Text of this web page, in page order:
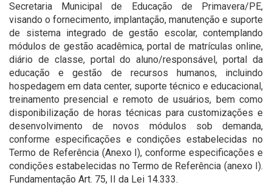
Secretaria Municipal de Educação de Primavera/PE,
visando o fornecimento, implantação, manutenção e suporte
de sistema integrado de gestão escolar, contemplando
módulos de gestão acadêmica, portal de matrículas online,
diário de classe, portal do aluno/responsável, portal da
educação e gestão de recursos humanos, incluindo
hospedagem em data center, suporte técnico e educacional,
treinamento presencial e remoto de usuários, bem como
disponibilização de horas técnicas para customizações e
desenvolvimento de novos módulos sob demanda,
conforme especificações e condições estabelecidas no
Termo de Referência (Anexo I), conforme especificações e
condições estabelecidas no Termo de Referência (anexo I).
Fundamentação Art. 75, II da Lei 14.333.